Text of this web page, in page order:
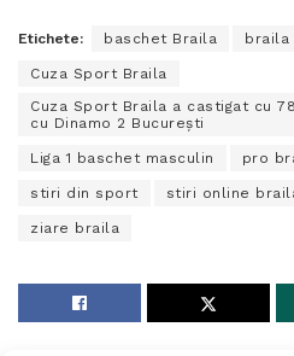
Etichete: baschet Braila braila
Cuza Sport Braila
Cuza Sport Braila a castigat cu
cu Dinamo 2 București
Liga 1 baschet masculin pro
stiri din sport stiri online
ziare braila